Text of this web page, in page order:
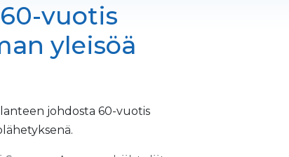
vuotis
yleisöä
johdosta 60-vuotis